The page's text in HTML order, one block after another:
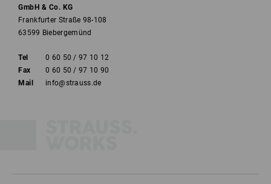
GmbH & Co. KG
Frankfurter Straße 98-108
63599 Biebergemünd
Tel
0 60 50 / 97 10 12
Fax
0 60 50 / 97 10 90
Mail
info@strauss.de